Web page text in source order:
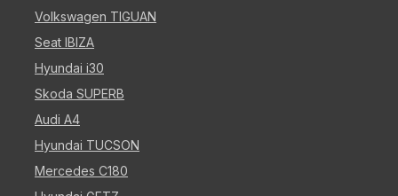
Volkswagen TIGUAN
Seat IBIZA
Hyundai i30
Skoda SUPERB
Audi A4
Hyundai TUCSON
Mercedes C180